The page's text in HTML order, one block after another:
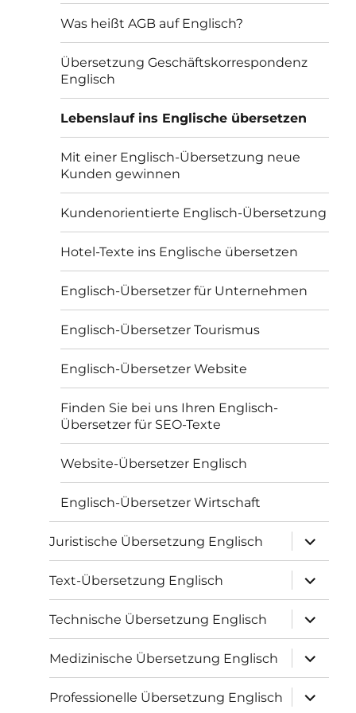
Was heißt AGB auf Englisch?
Übersetzung Geschäftskorrespondenz
Englisch
Lebenslauf ins Englische übersetzen
Mit einer Englisch-Übersetzung neue
Kunden gewinnen
Kundenorientierte Englisch-Übersetzung
Hotel-Texte ins Englische übersetzen
Englisch-Übersetzer für Unternehmen
Englisch-Übersetzer Tourismus
Englisch-Übersetzer Website
Finden Sie bei uns Ihren Englisch-
Übersetzer für SEO-Texte
Website-Übersetzer Englisch
Englisch-Übersetzer Wirtschaft
Juristische Übersetzung Englisch
öffnen
Text-Übersetzung Englisch
öffnen
Technische Übersetzung Englisch
öffnen
Medizinische Übersetzung Englisch
öffnen
Professionelle Übersetzung Englisch
öffnen